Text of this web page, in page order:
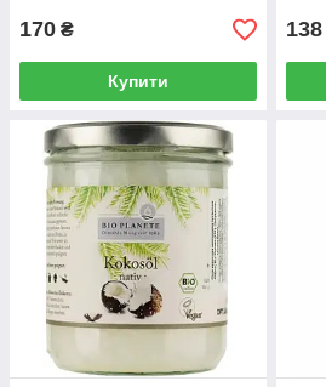
170 ₴
Купити
138